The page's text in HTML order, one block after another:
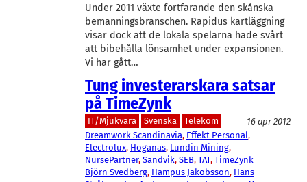
Under 2011 växte fortfarande den skånska
bemanningsbranschen. Rapidus kartläggning
visar dock att de lokala spelarna hade svårt
att bibehålla lönsamhet under expansionen.
Vi har gått…
Tung investerarskara satsar
på TimeZynk
IT/Mjukvara Svenska Telekom
16 apr 2012
Dreamwork Scandinavia, Effekt Personal
Electrolux, Höganäs, Lundin Mining
NursePartner, Sandvik, SEB, TAT, TimeZynk
Björn Svedberg, Hampus Jakobsson, Hans